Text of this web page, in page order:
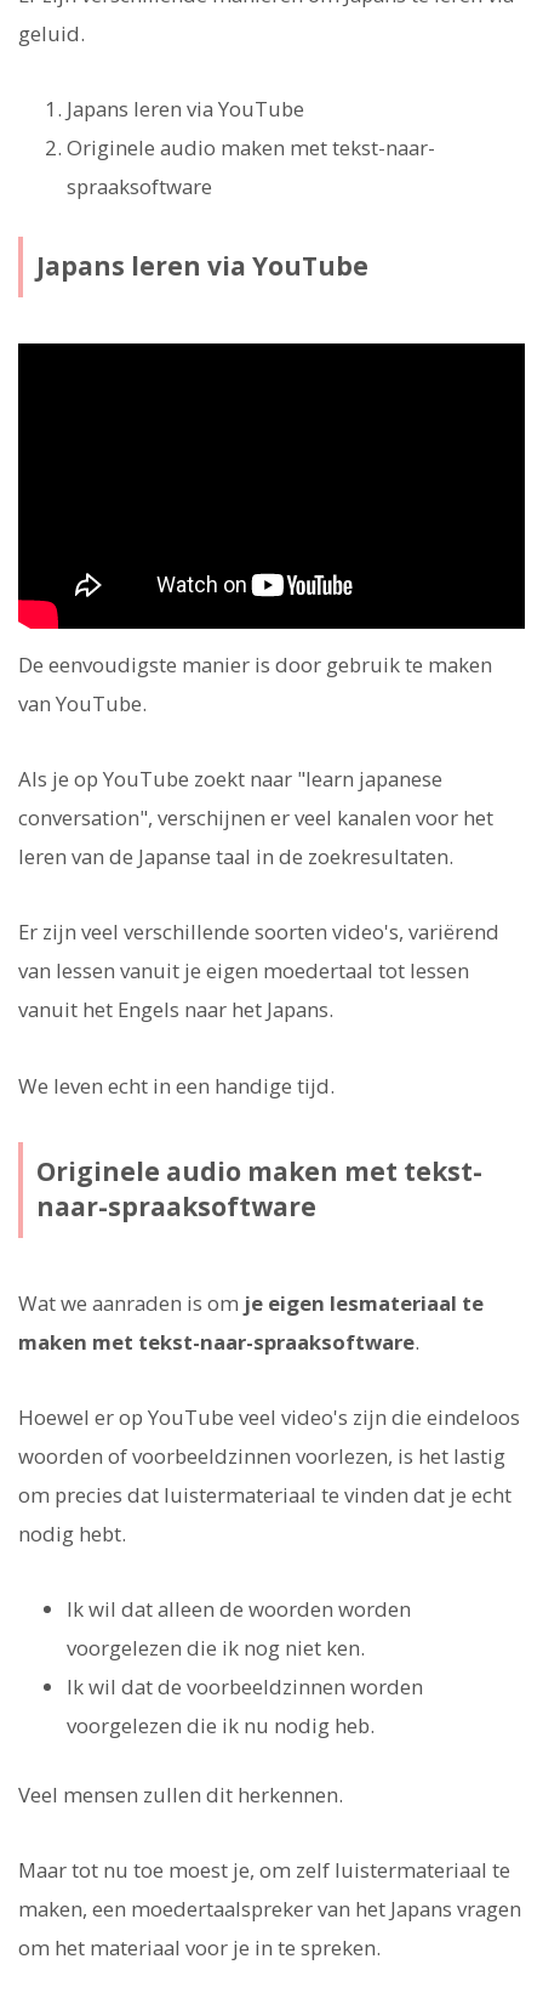
geluid.
Japans leren via YouTube
Originele audio maken met tekst-naar-
spraaksoftware
Japans leren via YouTube
De eenvoudigste manier is door gebruik te maken
van YouTube.
Als je op YouTube zoekt naar "learn japanese
conversation", verschijnen er veel kanalen voor het
leren van de Japanse taal in de zoekresultaten.
Er zijn veel verschillende soorten video's, variërend
van lessen vanuit je eigen moedertaal tot lessen
vanuit het Engels naar het Japans.
We leven echt in een handige tijd.
Originele audio maken met tekst-
naar-spraaksoftware
Wat we aanraden is om je eigen lesmateriaal te
maken met tekst-naar-spraaksoftware.
Hoewel er op YouTube veel video's zijn die eindeloos
woorden of voorbeeldzinnen voorlezen, is het lastig
om precies dat luistermateriaal te vinden dat je echt
nodig hebt.
Ik wil dat alleen de woorden worden
voorgelezen die ik nog niet ken.
Ik wil dat de voorbeeldzinnen worden
voorgelezen die ik nu nodig heb.
Veel mensen zullen dit herkennen.
Maar tot nu toe moest je, om zelf luistermateriaal te
maken, een moedertaalspreker van het Japans vragen
om het materiaal voor je in te spreken.